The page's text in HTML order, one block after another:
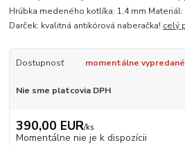
Hrúbka medeného kotlíka: 1,4 mm
Darček: kvalitná antikórová naberačka! celý
Dostupnosť momentálne vypredané
Nie sme platcovia DPH
390,00 EUR/ks
Momentálne nie je k dispozícii